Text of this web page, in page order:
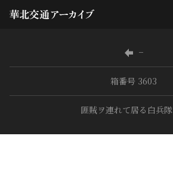
−
箱番号 3603
匪賊ヲ連れて居る白兵隊